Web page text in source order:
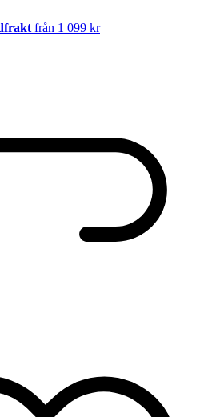
från 1 099 kr